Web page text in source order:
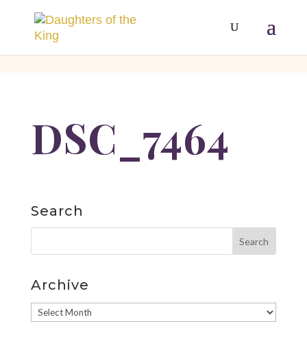
[/php]
DSC_7464
Search
Archive
Archive